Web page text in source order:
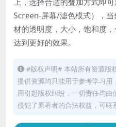
Screen-屏幕/滤色模式），
材的透明度，大小，饱和度
达到更好的效果。
#版权声明# 本站所有资源版
提供资源均只能用于参考学习用
用引起版权纠纷，一切责任均由
侵犯了原著者的合法权益，可联